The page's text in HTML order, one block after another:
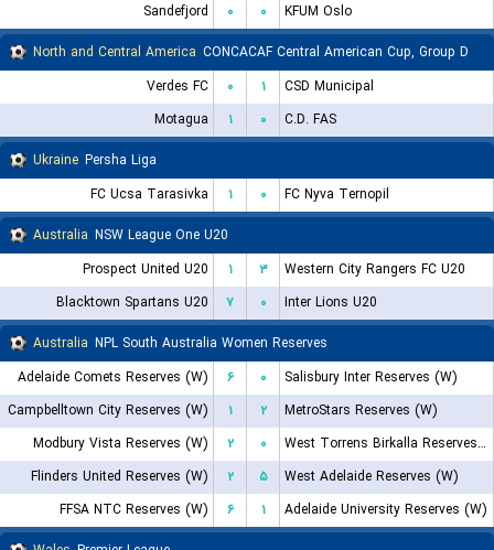
Sandefjord
۰ ۰
KFUM Oslo
North and Central America CONCACAF Central American Cup, Group D
Verdes FC
۰ ۱
CSD Municipal
Motagua
۱ ۰
C.D. FAS
Ukraine Persha Liga
FC Ucsa Tarasivka
۱ ۰
FC Nyva Ternopil
Australia NSW League One U20
Prospect United U20
۱ ۳
Western City Rangers FC U20
Blacktown Spartans U20
۷ ۰
Inter Lions U20
Australia NPL South Australia Women Reserves
Adelaide Comets Reserves (W)
۶ ۰
Salisbury Inter Reserves (W)
Campbelltown City Reserves (W)
۱ ۲
MetroStars Reserves (W)
Modbury Vista Reserves (W)
۲ ۰
West Torrens Birkalla Reserves (W)
Flinders United Reserves (W)
۲ ۵
West Adelaide Reserves (W)
FFSA NTC Reserves (W)
۶ ۱
Adelaide University Reserves (W)